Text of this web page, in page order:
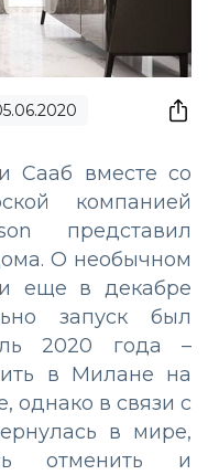
Сааб вместе со
компанией
представил
О необычном
еще в декабре
запуск был
2020 года –
в Милане на
однако в связи с
в мире,
отменить и